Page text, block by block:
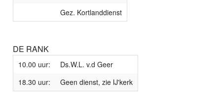
Gez. Kortlanddienst
DE RANK
10.00 uur:
Ds.W.L. v.d Geer
18.30 uur:
Geen dienst, zie IJ'kerk